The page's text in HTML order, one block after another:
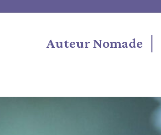
Auteur Nomade